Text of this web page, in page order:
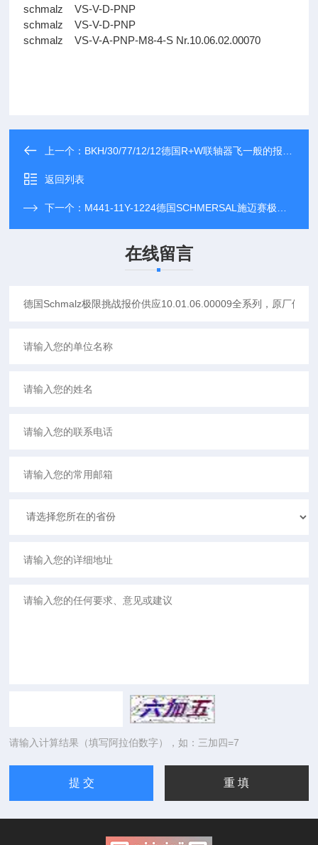
schmalz VS-V-D-PNP
schmalz VS-V-D-PNP
schmalz VS-V-A-PNP-M8-4-S Nr.10.06.02.00070
上一个： BKH/30/77/12/12德国R+W联轴器飞一般的报价BKM/200/20/18全系列，源头采购，火爆供选
返回列表
下一个： M441-11Y-1224德国SCHMERSAL施迈赛极询极报就满足你要求AZM 170-B6全系列大放送
在线留言
请输入计算结果（填写阿拉伯数字），如：三加四=7